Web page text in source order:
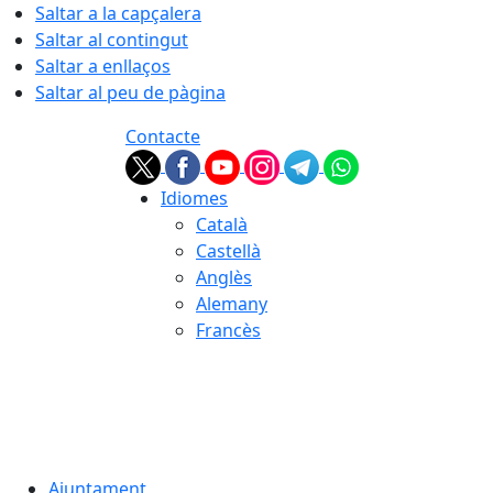
Saltar a la capçalera
Saltar al contingut
Saltar a enllaços
Saltar al peu de pàgina
Contacte
Idiomes
Català
Castellà
Anglès
Alemany
Francès